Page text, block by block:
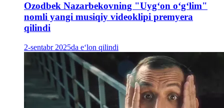
Ozodbek Nazarbekovning "Uygʻon oʻgʻlim"
nomli yangi musiqiy videoklipi premyera
qilindi
2-sentabr 2025da e‘lon qilindi